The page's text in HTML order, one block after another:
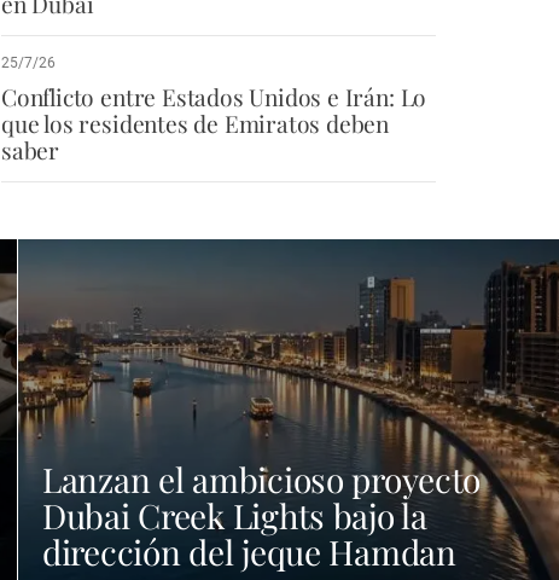
25/7/26
Conflicto entre Estados Unidos e Irán: Lo
que los residentes de Emiratos deben
saber
Lanzan el ambicioso proyecto
Dubai Creek Lights bajo la
dirección del jeque Hamdan